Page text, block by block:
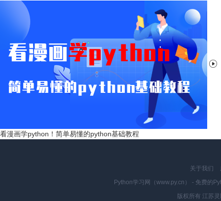

看漫画学python！简单易懂的python基础教程
关于我们
Python学习网（www.py.cn） - 免费的
版权所有 江苏